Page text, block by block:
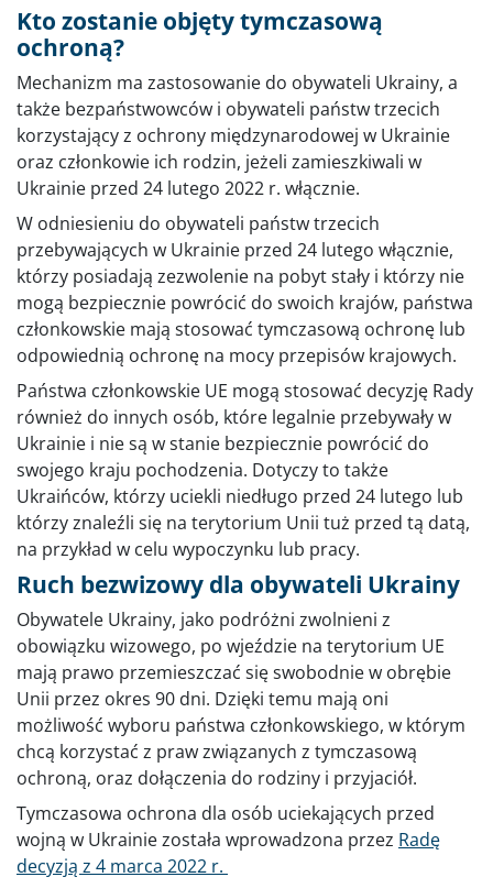
Kto zostanie objęty tymczasową
ochroną?
Mechanizm ma zastosowanie do obywateli Ukrainy, a
także bezpaństwowców i obywateli państw trzecich
korzystający z ochrony międzynarodowej w Ukrainie
oraz członkowie ich rodzin, jeżeli zamieszkiwali w
Ukrainie przed 24 lutego 2022 r. włącznie.
W odniesieniu do obywateli państw trzecich
przebywających w Ukrainie przed 24 lutego włącznie,
którzy posiadają zezwolenie na pobyt stały i którzy nie
mogą bezpiecznie powrócić do swoich krajów, państwa
członkowskie mają stosować tymczasową ochronę lub
odpowiednią ochronę na mocy przepisów krajowych.
Państwa członkowskie UE mogą stosować decyzję Rady
również do innych osób, które legalnie przebywały w
Ukrainie i nie są w stanie bezpiecznie powrócić do
swojego kraju pochodzenia. Dotyczy to także
Ukraińców, którzy uciekli niedługo przed 24 lutego lub
którzy znaleźli się na terytorium Unii tuż przed tą datą,
na przykład w celu wypoczynku lub pracy.
Ruch bezwizowy dla obywateli Ukrainy
Obywatele Ukrainy, jako podróżni zwolnieni z
obowiązku wizowego, po wjeździe na terytorium UE
mają prawo przemieszczać się swobodnie w obrębie
Unii przez okres 90 dni. Dzięki temu mają oni
możliwość wyboru państwa członkowskiego, w którym
chcą korzystać z praw związanych z tymczasową
ochroną, oraz dołączenia do rodziny i przyjaciół.
Tymczasowa ochrona dla osób uciekających przed
wojną w Ukrainie została wprowadzona przez Radę
decyzją z 4 marca 2022 r.